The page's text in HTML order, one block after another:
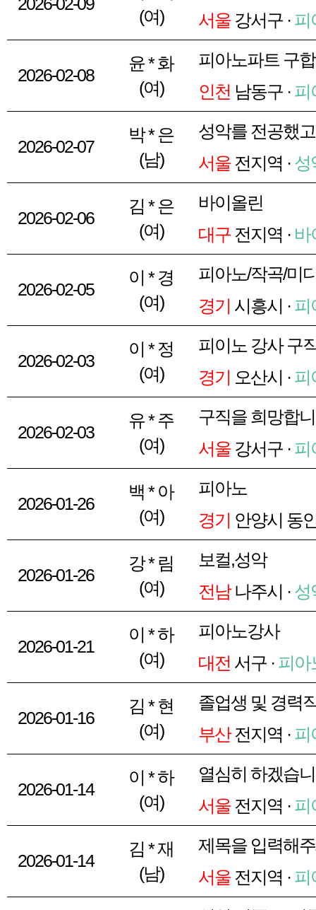
(여)
서울강서구 · 피
2026-02-08
윤 * 화
(여)
피아노파트 구
인천 남동구 · 피
2026-02-07
박 * 은
(남)
성악를 전공했
서울전지역 · 성
2026-02-06
김 * 은
(여)
바이올린
대구 전지역 · 바
2026-02-05
이 * 경
(여)
피아노/작곡/미
경기 시흥시 · 피
2026-02-03
이 * 정
(여)
피이노 강사 구
경기 오산시 · 피
2026-02-03
유 * 주
(여)
구직을 희망합
서울강서구 · 피
2026-01-26
백 * 아
(여)
피아노
경기 안양시 동
2026-01-26
강 * 림
(여)
보컬,성악
전남나주시 · 성
2026-01-21
이 * 하
(여)
피아노강사
대전 서구 · 피아
2026-01-16
김 * 현
(여)
졸업생 및 경력
부산전지역 · 피
2026-01-14
이 * 하
(여)
열심히 하겠습
서울전지역 · 피
2026-01-14
김 * 재
(남)
제목을 입력해
서울전지역 · 피